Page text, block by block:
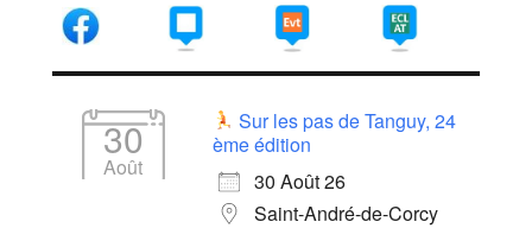
30
Août
Sur les pas de Tanguy, 24
ème édition
30 Août 26
Saint-André-de-Corcy